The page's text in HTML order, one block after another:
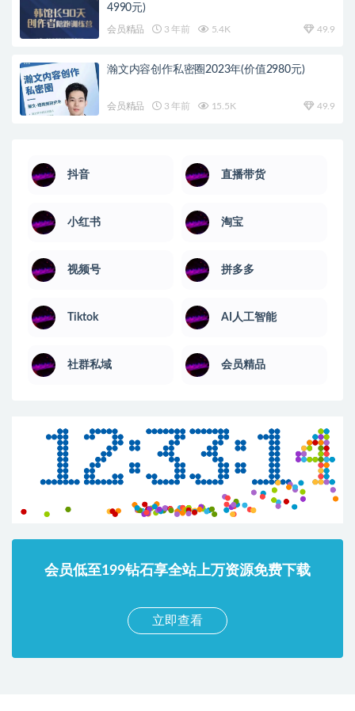
4990元)
会员精品 3 年前 5.4K 49.9
瀚文内容创作私密圈2023年(价值2980元)
会员精品 3 年前 15.5K 49.9
抖音 直播带货
小红书 淘宝
视频号 拼多多
Tiktok AI人工智能
社群私域 会员精品
会员低至199钻石享全站上万资源免费下载
立即查看